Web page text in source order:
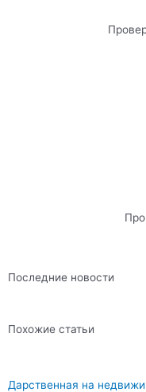
Последние новости
Похожие статьи
Дарственная на